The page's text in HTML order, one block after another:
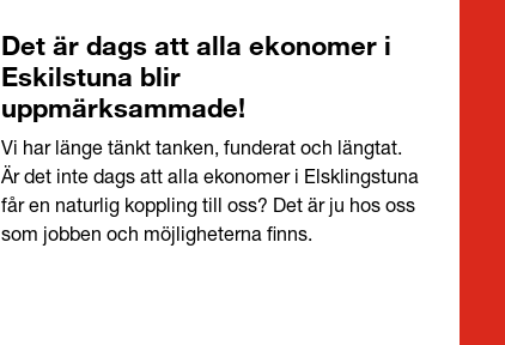
Det är dags att alla ekonomer i
Eskilstuna blir
uppmärksammade!
Vi har länge tänkt tanken, funderat och längtat.
Är det inte dags att alla ekonomer i Elsklingstuna
får en naturlig koppling till oss? Det är ju hos oss
som jobben och möjligheterna finns.